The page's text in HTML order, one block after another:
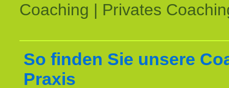
Coaching | Privates
So finden Sie unsere
Praxis